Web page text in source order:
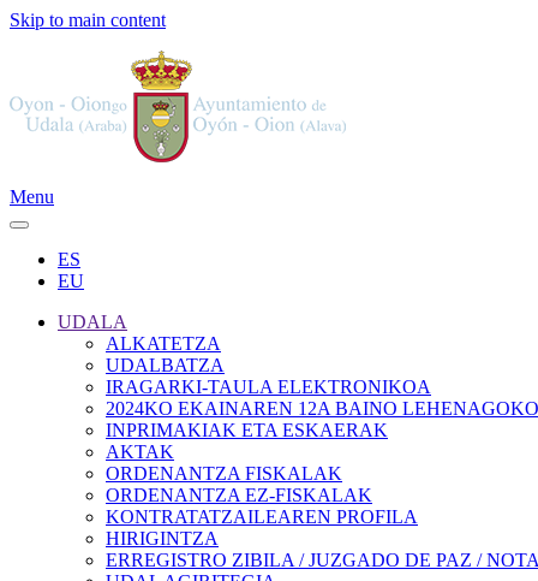
Skip to main content
Menu
ES
EU
UDALA
ALKATETZA
UDALBATZA
IRAGARKI-TAULA ELEKTRONIKOA
2024KO EKAINAREN 12A BAINO
INPRIMAKIAK ETA ESKAERAK
AKTAK
ORDENANTZA FISKALAK
ORDENANTZA EZ-FISKALAK
KONTRATATZAILEAREN PROFILA
HIRIGINTZA
ERREGISTRO ZIBILA / JUZGADO DE PAZ /